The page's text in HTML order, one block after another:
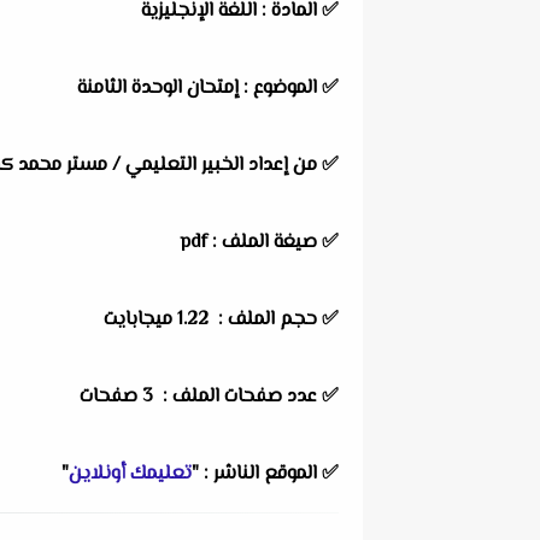
✅المادة : اللغة الإنجليزية
✅الموضوع :إمتحان الوحدة الثامنة
✅من إعداد الخبير التعليمي /مستر محمد
✅ صيغة الملف : pdf
✅ حجم الملف : 1.22 ميجابايت
✅ عدد صفحات الملف : 3 صفحات
✅الموقع الناشر : "تعليمك أونلاين"